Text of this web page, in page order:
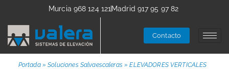
Murcia 968 124 121 Madrid 917 95 97 82
Contacto
Portada»Soluciones Salvaescaleras»ELEVADORES VERTICALES